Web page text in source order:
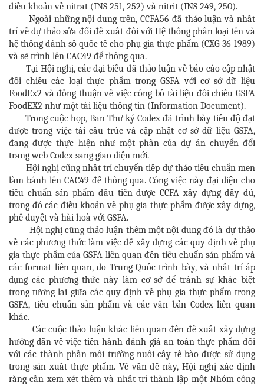
điều khoản về nitrat (INS 251, 252) và nitrit (INS 249, 250).
Ngoài những nội dung trên, CCFA56 đã thảo luận và nhất
trí về dự thảo sửa đổi đề xuất đối với Hệ thống phân loại tên và
hệ thống đánh số quốc tế cho phụ gia thực phẩm (CXG 36-1989)
và sẽ trình lên CAC49 để thông qua.
Tại Hội nghị, các đại biểu đã thảo luận về báo cáo cập nhật
đối chiếu các loại thực phẩm trong GSFA với cơ sở dữ liệu
FoodEx2 và đồng thuận về việc công bố tài liệu đối chiếu GSFA
FoodEX2 như một tài liệu thông tin (Information Document).
Trong cuộc họp, Ban Thư ký Codex đã trình bày tiến độ đạt
được trong việc tái cấu trúc và cập nhật cơ sở dữ liệu GSFA,
đang được thực hiện như một phần của dự án chuyển đổi
trang web Codex sang giao diện mới.
Hội nghị cũng nhất trí chuyển tiếp dự thảo tiêu chuẩn men
làm bánh lên CAC49 để thông qua. Công việc này đại diện cho
tiêu chuẩn sản phẩm đầu tiên được CCFA xây dựng đầy đủ,
trong đó các điều khoản về phụ gia thực phẩm được xây dựng,
phê duyệt và hài hoà với GSFA.
Hội nghị cũng thảo luận thêm một nội dung đó là dự thảo
về các phương thức làm việc để xây dựng các quy định về phụ
gia thực phẩm của GSFA liên quan đến tiêu chuẩn sản phẩm và
các format liên quan, do Trung Quốc trình bày, và nhất trí áp
dụng các phương thức này làm cơ sở để tránh sự khác biệt
trong tương lai giữa các quy định về phụ gia thực phẩm trong
GSFA, tiêu chuẩn sản phẩm và các văn bản Codex liên quan
khác.
Các cuộc thảo luận khác liên quan đến đề xuất xây dựng
hướng dẫn về việc tiến hành đánh giá an toàn thực phẩm đối
với các thành phần môi trường nuôi cấy tế bào được sử dụng
trong sản xuất thực phẩm. Về vấn đề này, Hội nghị xác định
rằng cần xem xét thêm và nhất trí thành lập một Nhóm công